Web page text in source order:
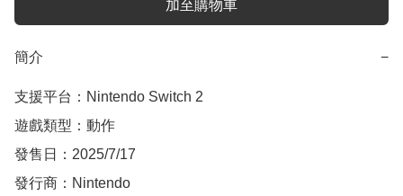
加至購物車
簡介 −
支援平台：Nintendo Switch 2
遊戲類型：動作
發售日：2025/7/17
發行商：Nintendo